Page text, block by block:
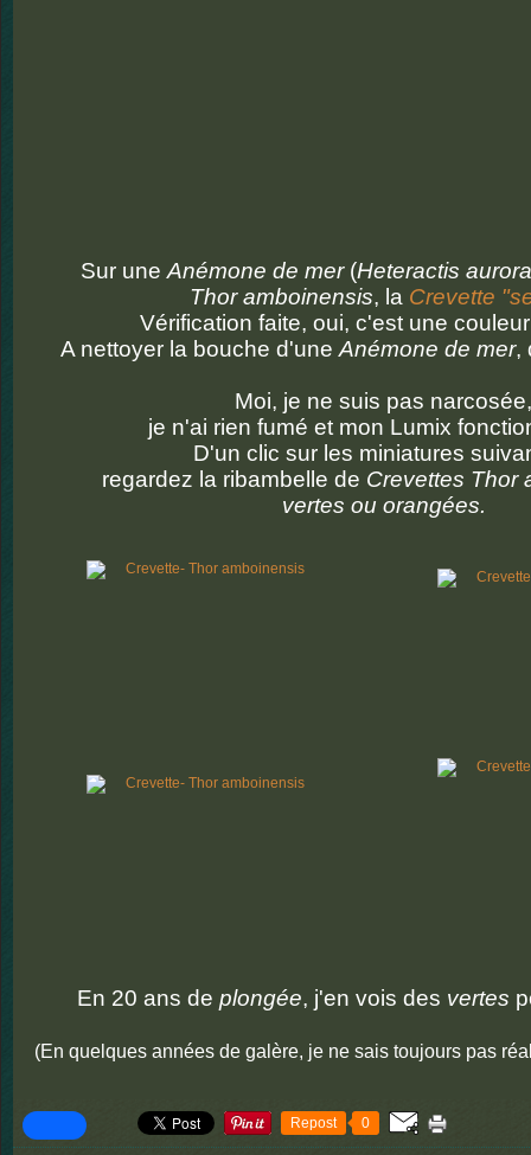
Sur une Anémone de mer(Heteractis aurora
Thor amboinensis, la Crevette
Vérification faite, oui, c'est une
A nettoyer la bouche d'une Anémone de mer,
Moi, je ne suis pas narcosée,
je n'ai rien fumé et mon Lumix
D'un clic sur les miniatures
regardez la ribambelle de Crevettes Thor
vertes ou orangées.
En 20 ans de plongée, j'en vois des vertes
(En quelques années de galère, je ne sais toujours pas
Repost 0